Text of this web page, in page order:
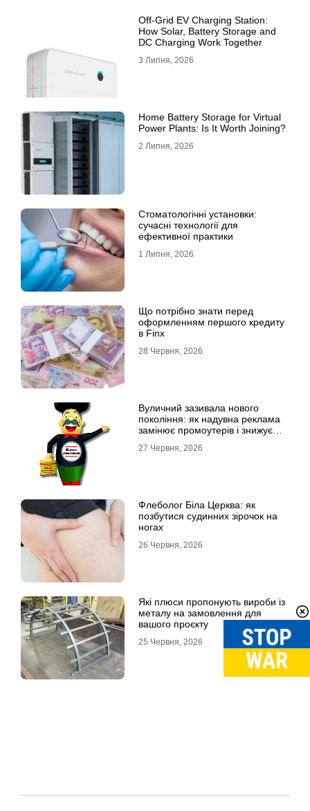
Off-Grid EV Charging Station:
How Solar, Battery Storage and
DC Charging Work Together
3 Липня, 2026
Home Battery Storage for Virtual
Power Plants: Is It Worth Joining?
2 Липня, 2026
Стоматологічні установки:
сучасні технології для
ефективної практики
1 Липня, 2026
Що потрібно знати перед
оформленням першого кредиту
в Finx
28 Червня, 2026
Вуличний зазивала нового
покоління: як надувна реклама
замінює промоутерів і знижує
27 Червня, 2026
Флеболог Біла Церква: як
позбутися судинних зірочок на
ногах
26 Червня, 2026
Які плюси пропонують вироби із
металу на замовлення для
вашого проєкту
25 Червня, 2026